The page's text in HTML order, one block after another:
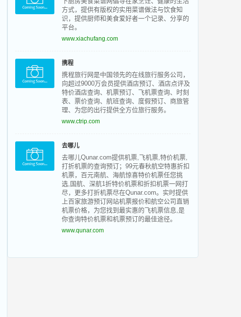
方式，提供有版权的实用菜谱做法与饮食知
识，提供厨师和美食爱好者一个记录、分享的
平台。
www.xiachufang.com
携程
携程旅行网是中国领先的在线旅行服务公司，
向超过9000万会员提供酒店预订、酒店点评及
特价酒店查询、机票预订、飞机票查询、时刻
表、票价查询、航班查询、度假预订、商旅管
理、为您的出行提供全方位旅行服务。
www.ctrip.com
去哪儿
去哪儿Qunar.com提供机票,飞机票,特价机票,
打折机票的查询预订；99元春秋航空特惠折扣
机票，百元南航、海航惊喜特价机票任您挑
选,国航、深航1折特价机票和折扣机票一网打
尽，更多打折机票尽在Qunar.com。实时提供
上百家旅游预订网站机票报价和航空公司直销
机票价格，为您找到最实惠的飞机票信息,是
你查询特价机票和机票预订的最佳途径。
www.qunar.com